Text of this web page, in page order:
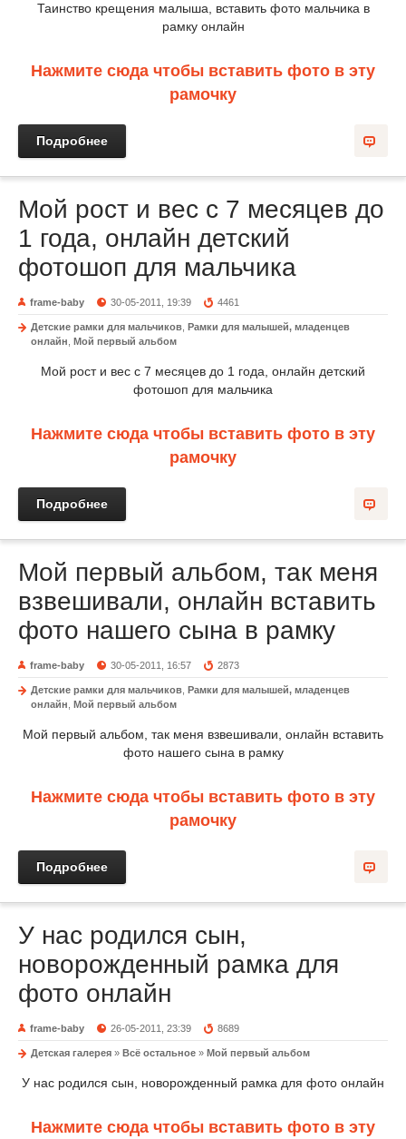
Таинство крещения малыша, вставить фото мальчика в
рамку онлайн
Нажмите сюда чтобы вставить фото в эту
рамочку
Подробнее
Мой рост и вес с 7 месяцев до
1 года, онлайн детский
фотошоп для мальчика
frame-baby 30-05-2011, 19:39 4461
Детские рамки для мальчиков Рамки для малышей, младенцев
онлайн Мой первый альбом
Мой рост и вес с 7 месяцев до 1 года, онлайн детский
фотошоп для мальчика
Нажмите сюда чтобы вставить фото в эту
рамочку
Подробнее
Мой первый альбом, так меня
взвешивали, онлайн вставить
фото нашего сына в рамку
frame-baby 30-05-2011, 16:57 2873
Детские рамки для мальчиков Рамки для малышей, младенцев
онлайн Мой первый альбом
Мой первый альбом, так меня взвешивали, онлайн вставить
фото нашего сына в рамку
Нажмите сюда чтобы вставить фото в эту
рамочку
Подробнее
У нас родился сын,
новорожденный рамка для
фото онлайн
frame-baby 26-05-2011, 23:39 8689
Детская галерея » Всё остальное » Мой первый альбом
У нас родился сын, новорожденный рамка для фото онлайн
Нажмите сюда чтобы вставить фото в эту